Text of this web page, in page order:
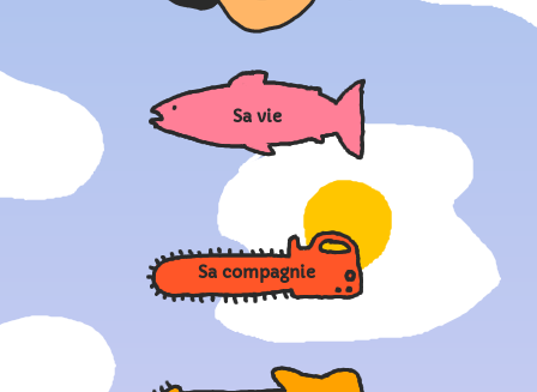
Sa vie
Sa compagnie